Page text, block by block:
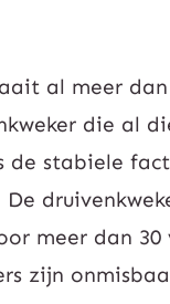
al meer
die al
de stabiele
meer dan 30
zijn